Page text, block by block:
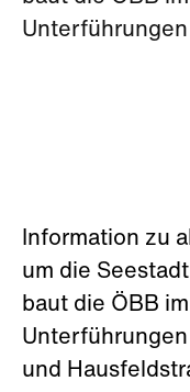
Information zu
um die
baut die ÖBB
und